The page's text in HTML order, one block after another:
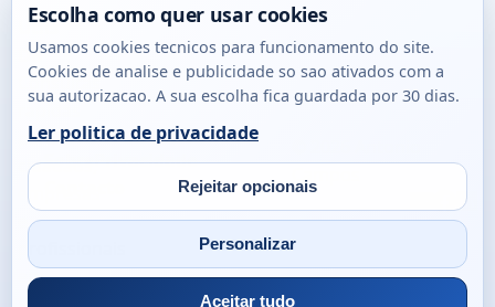
Utils
DB
Consultas
rapidas
para
cidadaos,
em
SobrePrivacidade
Campos
Email
Escolha como quer usar cookies
Usamos cookies tecnicos para funcionamento do site.
Cookies de analise e publicidade so sao ativados com a
sua autorizacao. A sua escolha fica guardada por 30 dias.
Ler politica de privacidade
Rejeitar opcionais
Personalizar
Aceitar tudo